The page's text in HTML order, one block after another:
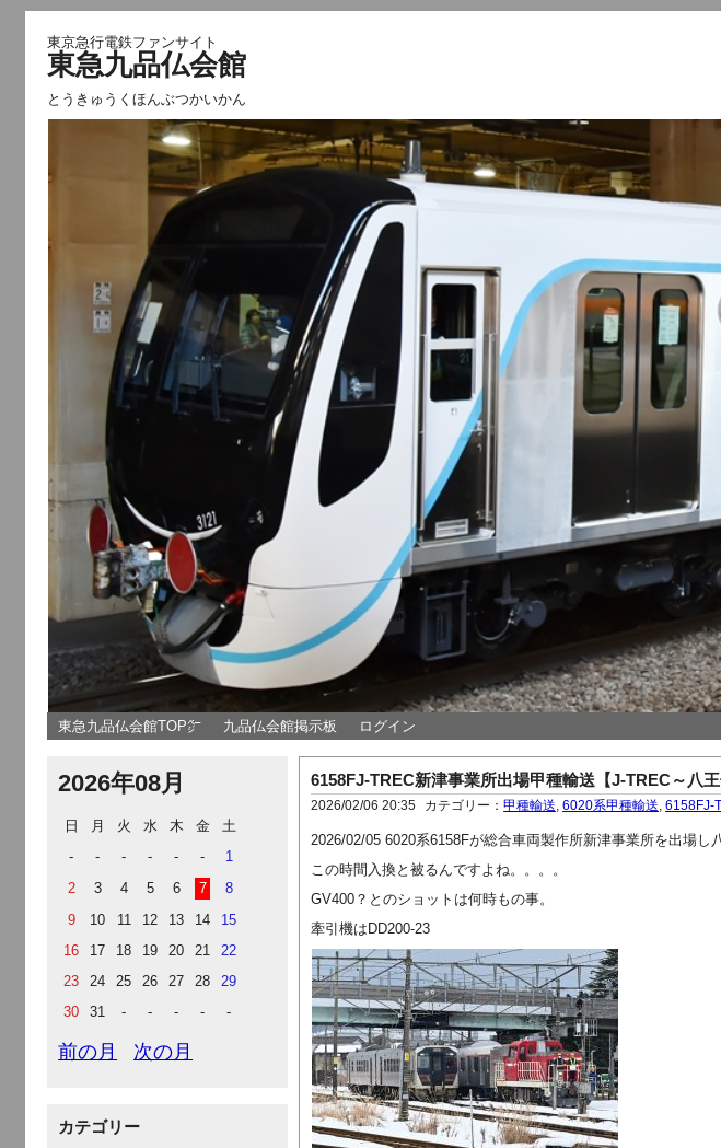
東京急行電鉄ファンサイト
東急九品仏会館
とうきゅうくほんぶつかいかん
東急九品仏会館TOP㌻ 九品仏会館掲示板 ログイン
2026年08月
日 月 火 水 木 金
土
-
- - - - -
1
2
3 4 5 6 7
8
9
10 11 12 13 14
15
16
17 18 19 20 21
22
23
24 25 26 27 28
29
30
31 - - - - -
前の月 次の月
カテゴリー
6158FJ-TREC新津事業所出場甲種輸送【J-TREC～八王
2026/02/06 20:35 カテゴリー：甲種輸送 ,6020系甲種輸送 ,6158FJ-
2026/02/05 6020系6158Fが総合車両製作所新津事業所を出場し
この時間入換と被るんですよね。。。。
GV400？とのショットは何時もの事。
牽引機はDD200-23